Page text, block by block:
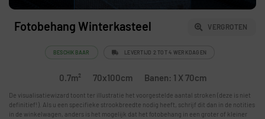
Fotobehang Winterkasteel VERGROTEN
BESCHIKBAAR LEVERTIJD 2 TOT 4 WERKDAGEN
0.7m² 70x100cm Banen: 1 X 70cm
De visualisatiewizard toont ter illustratie het voorgestelde aantal stroken (deze is niet
definitief!). Als u een specifieke strookbreedte nodig heeft, schrijf dit dan in de notities
in de winkelwagen, anders is het mogelijk dat het fotobehang in een groter of kleiner